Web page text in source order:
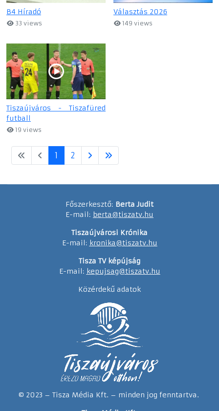
B4 Híradó
33 views
Választás 2026
149 views
Tiszaújváros - Tiszafüred
futball
19 views
1 2
Főszerkesztő: Berta Judit
E-mail: berta@tiszatv.hu
Tiszaújvárosi Krónika
E-mail: kronika@tiszatv.hu
Tisza TV képújság
E-mail: kepujsag@tiszatv.hu
Közérdekű adatok
© 2023 – Tisza Média Kft. – minden jog fenntartva.